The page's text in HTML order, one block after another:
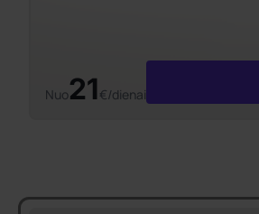
Nuo21€/dienai